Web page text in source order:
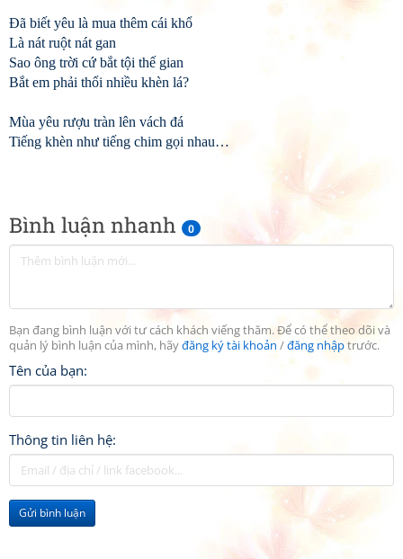
Bình luận nhanh 0
Bạn đang bình luận với tư cách khách viếng thăm. Để có thể theo dõi và
quản lý bình luận của mình, hãyđăng ký tài khoản /đăng nhậptrước.
Tên của bạn:
Thông tin liên hệ:
Gửi bình luận
Đã biết yêu là mua thêm cái khổ
Là nát ruột nát gan
Sao ông trời cứ bắt tội thế gian
Bắt em phải thổi nhiều khèn lá?
Mùa yêu rượu tràn lên vách đá
Tiếng khèn như tiếng chim gọi nhau…